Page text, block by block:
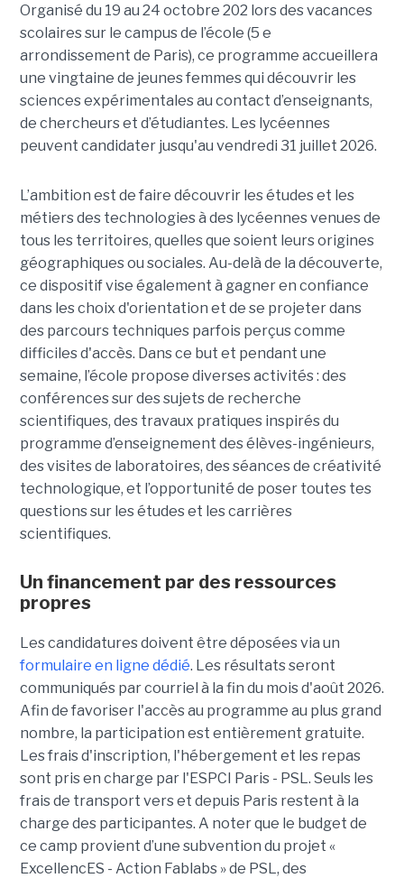
Organisé du 19 au 24 octobre 202 lors des vacances
scolaires sur le campus de l’école (5 e
arrondissement de Paris), ce programme accueillera
une vingtaine de jeunes femmes qui découvrir les
sciences expérimentales au contact d’enseignants,
de chercheurs et d’étudiantes. Les lycéennes
peuvent candidater jusqu'au vendredi 31 juillet 2026.
L’ambition est de faire découvrir les études et les
métiers des technologies à des lycéennes venues de
tous les territoires, quelles que soient leurs origines
géographiques ou sociales. Au-delà de la découverte,
ce dispositif vise également à gagner en confiance
dans les choix d'orientation et de se projeter dans
des parcours techniques parfois perçus comme
difficiles d'accès. Dans ce but et pendant une
semaine, l’école propose diverses activités : des
conférences sur des sujets de recherche
scientifiques, des travaux pratiques inspirés du
programme d’enseignement des élèves-ingénieurs,
des visites de laboratoires, des séances de créativité
technologique, et l’opportunité de poser toutes tes
questions sur les études et les carrières
scientifiques.
Un financement par des ressources
propres
Les candidatures doivent être déposées via un
formulaire en ligne dédié. Les résultats seront
communiqués par courriel à la fin du mois d'août 2026.
Afin de favoriser l'accès au programme au plus grand
nombre, la participation est entièrement gratuite.
Les frais d'inscription, l'hébergement et les repas
sont pris en charge par l'ESPCI Paris - PSL. Seuls les
frais de transport vers et depuis Paris restent à la
charge des participantes. A noter que le budget de
ce camp provient d’une subvention du projet «
ExcellencES - Action Fablabs » de PSL, des